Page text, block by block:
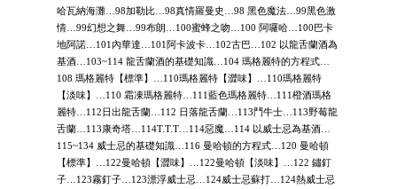
哈瓦納海灘…98加勒比…98真情羅曼史…98 黑色魔法…99黑色激
情…99幻想之舞…99布朗…100蜜蜂之吻…100 阿囉哈…100巴卡
地阿諾…101內華達…101阿卡波卡…102古巴…102 以龍舌蘭酒為
基酒…103~114 龍舌蘭酒的基礎知識…104 瑪格麗特的方程式…
108 瑪格麗特【標準】…110瑪格麗特【澀味】…110瑪格麗特
【淡味】…110 霜凍瑪格麗特…111藍色瑪格麗特…111橙酒瑪格
麗特…112日出龍舌蘭…112 日落龍舌蘭…113鬥牛士…113野莓龍
舌蘭…113康奇塔…114T.T.T…114惡魔…114 以威士忌為基酒…
115~134 威士忌的基礎知識…116 曼哈頓的方程式…120 曼哈頓
【標準】…122曼哈頓【澀味】…122曼哈頓【淡味】…122 鏽釘
子…123霧釘子…123漂浮威士忌…124威士忌蘇打…124熱威士忌